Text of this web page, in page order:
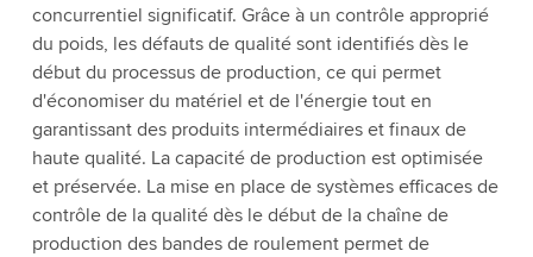
concurrentiel significatif. Grâce à un contrôle approprié
du poids, les défauts de qualité sont identifiés dès le
début du processus de production, ce qui permet
d'économiser du matériel et de l'énergie tout en
garantissant des produits intermédiaires et finaux de
haute qualité. La capacité de production est optimisée
et préservée. La mise en place de systèmes efficaces de
contrôle de la qualité dès le début de la chaîne de
production des bandes de roulement permet de